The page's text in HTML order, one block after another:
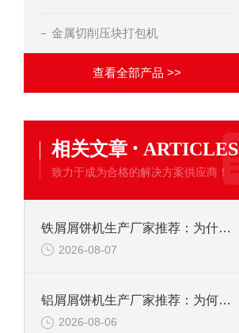
金属切削压块打包机
查看全部产品 >>
相关文章 · ARTICLES
致力于成为合格的解决方案供应商！
铁屑屑饼机生产厂家推荐：为什么恩派特是您的优选伙伴
2026-08-07
铝屑屑饼机生产厂家推荐：为何恩派特成为金属回收行业的“隐形优选”？
2026-08-06